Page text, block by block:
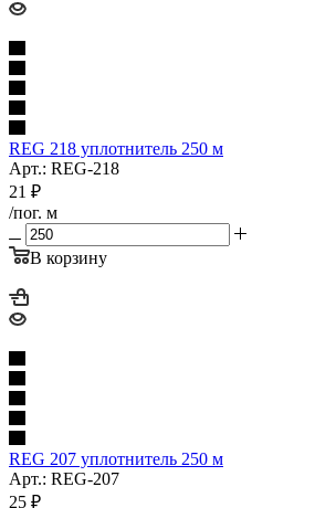
REG 218 уплотнитель 250 м
Арт.: REG-218
21 ₽
/пог. м
В корзину
REG 207 уплотнитель 250 м
Арт.: REG-207
25 ₽